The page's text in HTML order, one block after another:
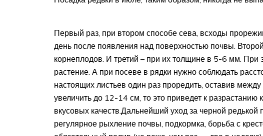
Первый раз, при втором способе сева, всходы
день после появления над поверхностью почвы.
корнеплодов. И третий – при их толщине в 5-6 мм. При
растение. А при посеве в рядки нужно соблюдать
настоящих листьев один раз проредить, оставив
увеличить до 12-14 см, то это приведет к разрастанию
вкусовых качеств.Дальнейший уход за черной редькой
регулярное рыхление почвы, подкормка, борьба с